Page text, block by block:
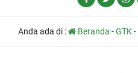
Anda ada di : Beranda -GTK-